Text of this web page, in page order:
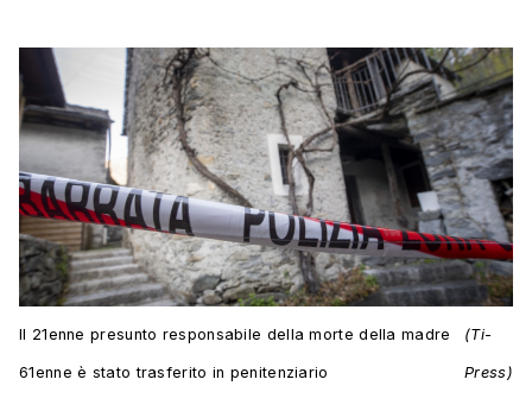
Il 21enne presunto responsabile della morte della madre
61enne è stato trasferito in penitenziario
(Ti-
Press)